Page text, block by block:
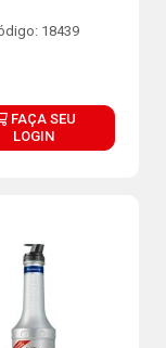
18439
FAÇA SEU
LOGIN